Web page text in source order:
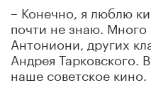
– Конечно, я люблю
почти не знаю.
Антониони, других
Андрея
наше советское кино.